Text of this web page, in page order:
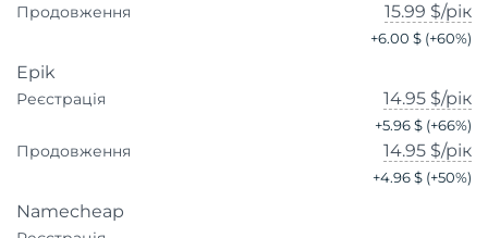
Продовження
15.99 $/рік
+6.00 $ (+60%)
Epik
Реєстрація 14.95 $/рік
+5.96 $ (+66%)
Продовження 14.95 $/рік
+4.96 $ (+50%)
Namecheap